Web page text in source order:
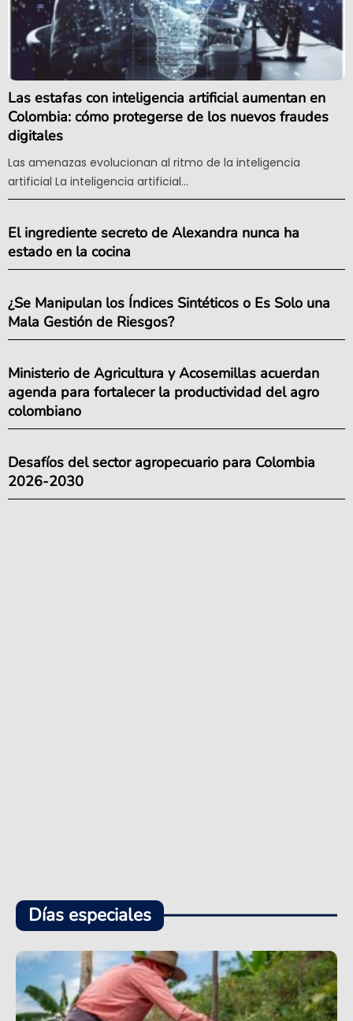
Las estafas con inteligencia artificial aumentan en
Colombia: cómo protegerse de los nuevos fraudes
digitales
Las amenazas evolucionan al ritmo de la inteligencia
artificial La inteligencia artificial...
El ingrediente secreto de Alexandra nunca ha
estado en la cocina
¿Se Manipulan los Índices Sintéticos o Es Solo una
Mala Gestión de Riesgos?
Ministerio de Agricultura y Acosemillas acuerdan
agenda para fortalecer la productividad del agro
colombiano
Desafíos del sector agropecuario para Colombia
2026-2030
Días especiales